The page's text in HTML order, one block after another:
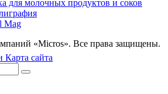
для молочных продуктов и соков
Mag
«Micros». Все права защищены.
Карта сайта